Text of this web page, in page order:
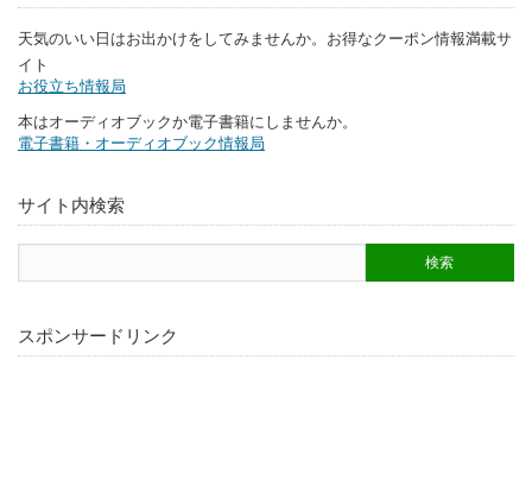
天気のいい日はお出かけをしてみませんか。お得なクーポン情報満載サ
イト
お役立ち情報局
本はオーディオブックか電子書籍にしませんか。
電子書籍・オーディオブック情報局
サイト内検索
スポンサードリンク